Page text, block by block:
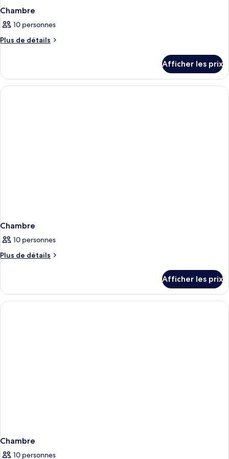
Chambre
10 personnes
Plus de détails
Plus
Chambre
Afficher les prix
Chambre
10 personnes
Plus de détails
Plus
Chambre
Afficher les prix
Chambre
10 personnes